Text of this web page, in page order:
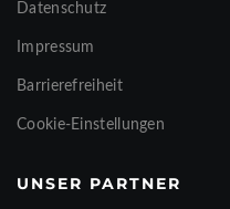
Datenschutz
Impressum
Barrierefreiheit
Cookie-Einstellungen
UNSER PARTNER